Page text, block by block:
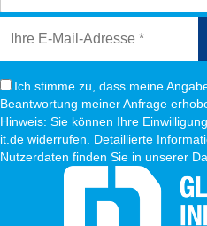
Ich stimme zu, dass meine
Beantwortung meiner Anfrage
Hinweis: Sie können Ihre
it.de widerrufen. Detaillierte
Nutzerdaten finden Sie in unserer